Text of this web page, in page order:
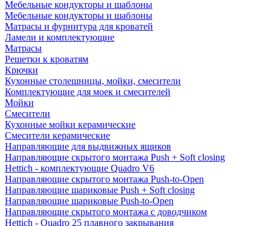
Мебельные кондукторы и шаблоны
Мебельные кондукторы и шаблоны
Матрасы и фурнитура для кроватей
Ламели и комплектующие
Матрасы
Решетки к кроватям
Крючки
Кухонные столешницы, мойки, смесители
Комплектующие для моек и смесителей
Мойки
Смесители
Кухонные мойки керамические
Смесители керамические
Направляющие для выдвижных ящиков
Направляющие скрытого монтажа Push + Soft closing
Hettich - комплектующие Quadro V6
Направляющие скрытого монтажа Push-to-Open
Направляющие шариковые Push + Soft closing
Направляющие шариковые Push-to-Open
Направляющие скрытого монтажа с доводчиком
Hettich - Quadro 25 плавного закрывания